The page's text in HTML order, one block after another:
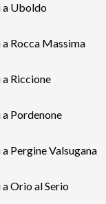
a Uboldo
Rocca Massima
Riccione
Pordenone
Pergine Valsugana
Orio al Serio